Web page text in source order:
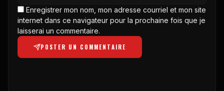
Enregistrer mon nom, mon adresse courriel et mon site
internet dans ce navigateur pour la prochaine fois que je
laisserai un commentaire.
POSTER UN COMMENTAIRE